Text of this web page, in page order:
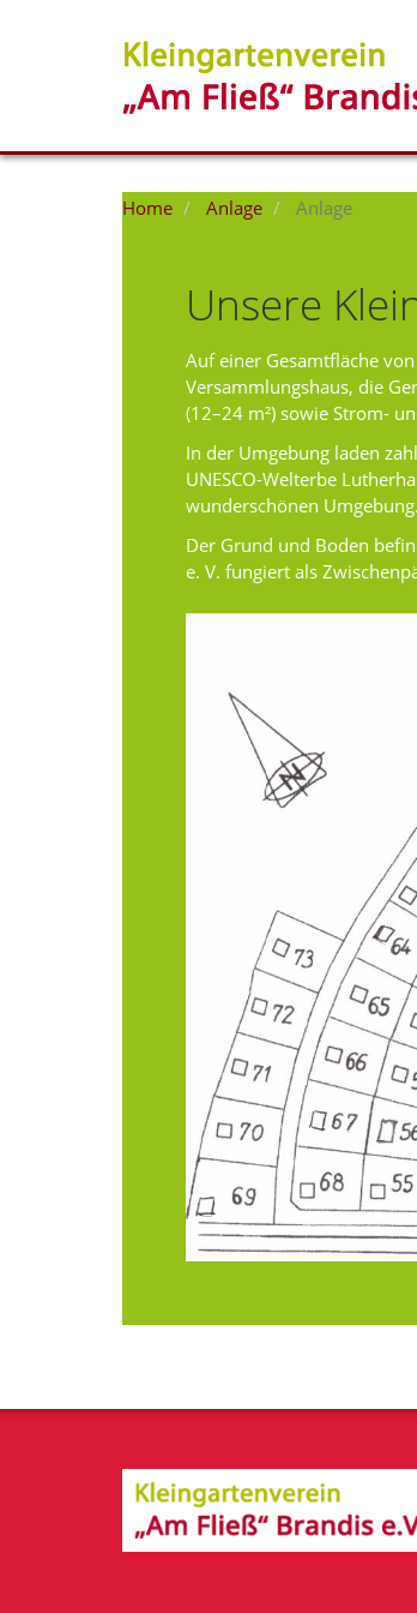
Sie
sind
Home Anlage Anlage
Unsere
Auf einer Gesamtfläche
Versammlungshaus, die
(12–24 m²) sowie Strom-
In der Umgebung laden
UNESCO-Welterbe
wunderschönen Umgebung.
Der Grund und Boden
e. V. fungiert als